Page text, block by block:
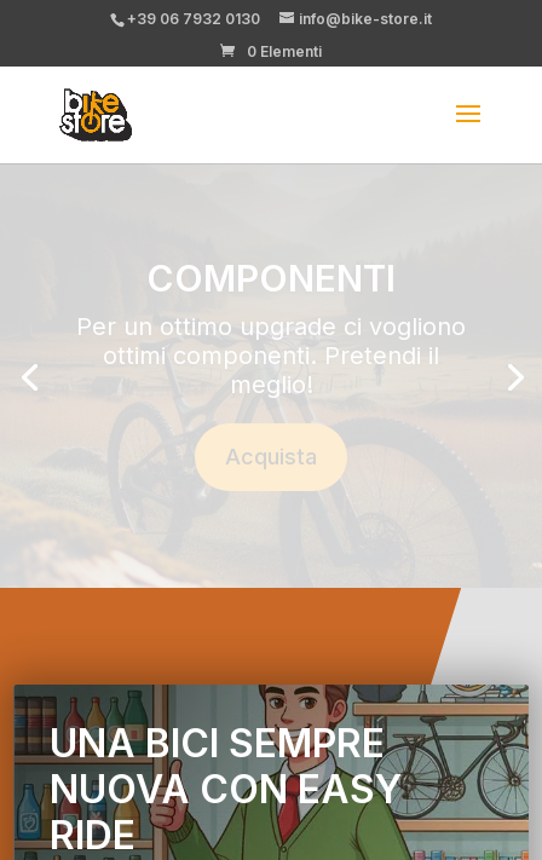
+39 06 7932 0130
info@bike-store.it
0 Elementi
30 giorni, zero rischi
Stai valutando una bici usata? Provala
per un mese, usala ovunque.
E se non è quella giusta, la cambi senza
perdere un euro.
Info e condizioni
UNA BICI SEMPRE
NUOVA CON EASY
RIDE